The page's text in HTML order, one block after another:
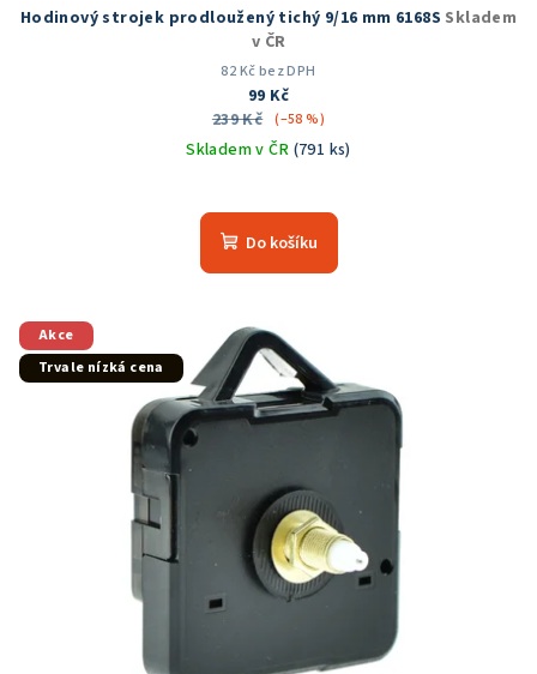
Hodinový strojek prodloužený tichý 9/16 mm 6168S Skladem
v ČR
82 Kč bez DPH
99 Kč
239 Kč (–58 %)
Skladem v ČR (791 ks)
hodnocení
produktu
5
hvězdiček.
Do košíku
Akce
Trvale nízká cena